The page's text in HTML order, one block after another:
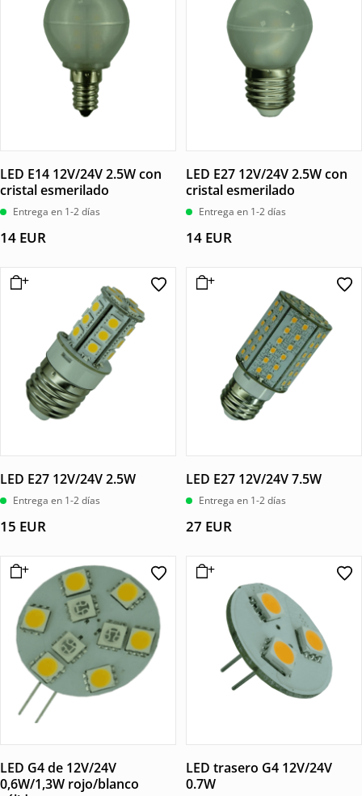
LED E14 12V/24V 2.5W con
cristal esmerilado
Entrega en 1-2 días
14 EUR
LED E27 12V/24V 2.5W con
cristal esmerilado
Entrega en 1-2 días
14 EUR
LED E27 12V/24V 2.5W
Entrega en 1-2 días
15 EUR
LED E27 12V/24V 7.5W
Entrega en 1-2 días
27 EUR
LED G4 de 12V/24V
0,6W/1,3W rojo/blanco
LED trasero G4 12V/24V
0.7W